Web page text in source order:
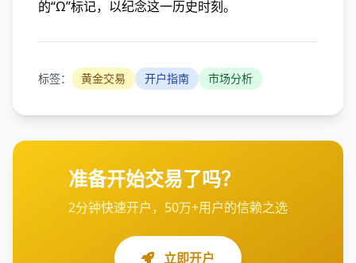
的“Ω”标记，以纪念这一历史时刻。
标签： 黄金交易 开户指南 市场分析
准备开始交易了吗？
2分钟快速开户，50万+用户的信赖之选
立即开户